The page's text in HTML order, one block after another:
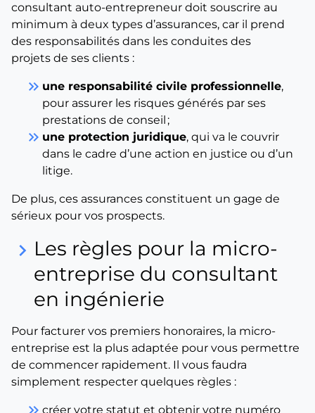
consultant auto-entrepreneur doit souscrire au
minimum à deux types d’assurances, car il prend
des responsabilités dans les conduites des
projets de ses clients :
keyboard_double_arrow_right une responsabilité civile professionnelle,
pour assurer les risques générés par ses
prestations de conseil ;
keyboard_double_arrow_right une protection juridique, qui va le couvrir
dans le cadre d’une action en justice ou d’un
litige.
De plus, ces assurances constituent un gage de
sérieux pour vos prospects.
keyboard_arrow_right Les règles pour la micro-
entreprise du consultant
en ingénierie
Pour facturer vos premiers honoraires, la micro-
entreprise est la plus adaptée pour vous permettre
de commencer rapidement. Il vous faudra
simplement respecter quelques règles :
créer votre statut et obtenir votre numéro